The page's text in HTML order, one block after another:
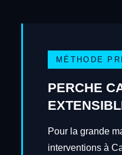
MÉTHODE
PERCHE
Pour la grande
interventions à